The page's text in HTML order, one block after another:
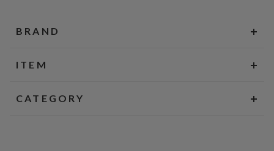
BRAND
ITEM
CATEGORY